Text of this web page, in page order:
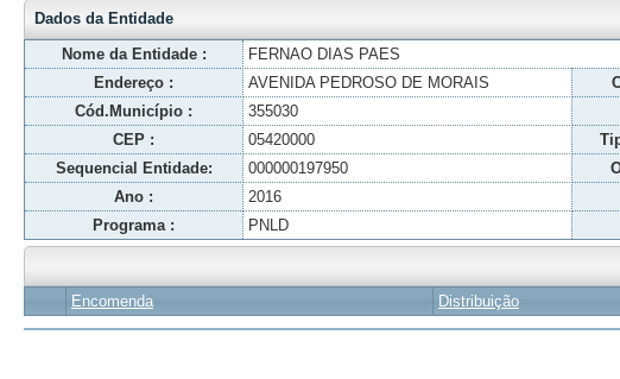
Dados da Entidade
Nome da Entidade :
FERNAO DIAS PAES
Endereço :
AVENIDA PEDROSO DE MORAIS
Cód.Município :
355030
CEP :
05420000
Sequencial Entidade:
000000197950
Ano :
2016
Programa :
PNLD
Encomenda Distribuição